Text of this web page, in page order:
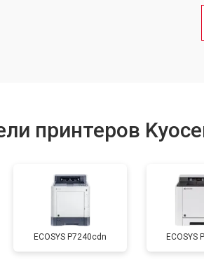
принтеров
ECOSYS P7240cdn ECOSYS